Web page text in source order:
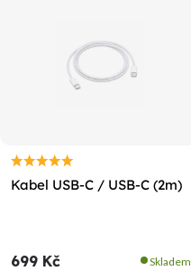
Kabel USB-C / USB-C (2m)
699 Kč Skladem